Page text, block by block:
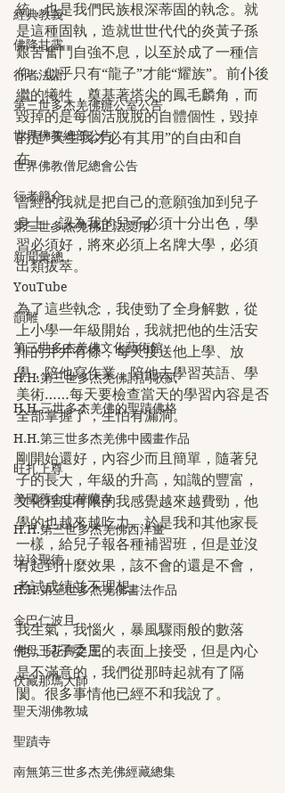
經典教義
佛降甘露
行者法語
第三世多杰羌佛辦公室公告
世界佛教總部公告
世界佛教僧尼總會公告
行者簡介
第三世多杰羌佛正法受用
新聞彙總
YouTube
韻雕
第三世多杰羌佛文化藝術館
H.H.第三世多杰羌佛詩詞歌賦
H.H.三世多杰羌佛的聖蹟佛格
H.H.第三世多杰羌佛中國畫作品
旺扎上尊
美國舊金山華藏寺
H.H.第三世多杰羌佛西洋畫
拉珍聖德
H.H.第三世多杰羌佛書法作品
金巴仁波且
佛母玉花壽之王
伏藏那瑪大師
聖天湖佛教城
聖蹟寺
南無第三世多杰羌佛經藏總集
統，也是我們民族根深蒂固的執念。就
是這種固執，造就世世代代的炎黃子孫
艱苦奮鬥自強不息，以至於成了一種信
仰，似乎只有“龍子”才能“耀族”。前仆後
繼的犧牲，奠基著塔尖的鳳毛麟角，而
毀掉的是每個活脫脫的自體個性，毀掉
的是“天生我才必有其用”的自由和自
在。
曾經的我就是把自己的意願強加到兒子
身上，認為我的兒子必須十分出色，學
習必須好，將來必須上名牌大學，必須
出類拔萃。
為了這些執念，我使勁了全身解數，從
上小學一年級開始，我就把他的生活安
排的井井有條，每天接送他上學、放
學，陪他寫作業，陪他去學習英語、學
美術……每天要檢查當天的學習內容是否
全部掌握了，生怕有漏洞。
剛開始還好，內容少而且簡單，隨著兒
子的長大，年級的升高，知識的豐富，
文化程度有限的我感覺越來越費勁，他
學的也越來越吃力。於是我和其他家長
一樣，給兒子報各種補習班，但是並沒
有起到什麼效果，該不會的還是不會，
考試成績並不理想。
我生氣，我惱火，暴風驟雨般的數落
他，兒子委屈的表面上接受，但是內心
是不滿意的，我們從那時起就有了隔
閡。很多事情他已經不和我說了。